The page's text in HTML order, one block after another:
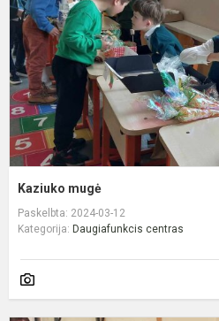
Kaziuko mugė
Paskelbta: 2024-03-12
Kategorija: Daugiafunkcis centras